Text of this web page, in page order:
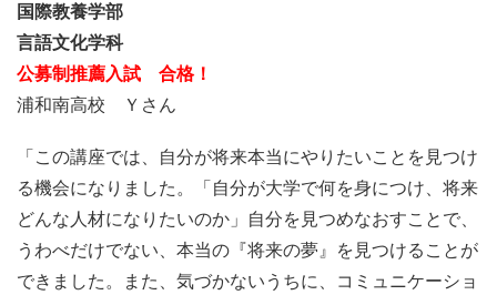
国際教養学部
言語文化学科
公募制推薦入試 合格！
浦和南高校 Ｙさん
「この講座では、自分が将来本当にやりたいことを見つけ
る機会になりました。「自分が大学で何を身につけ、将来
どんな人材になりたいのか」自分を見つめなおすことで、
うわべだけでない、本当の『将来の夢』を見つけることが
できました。また、気づかないうちに、コミュニケーショ